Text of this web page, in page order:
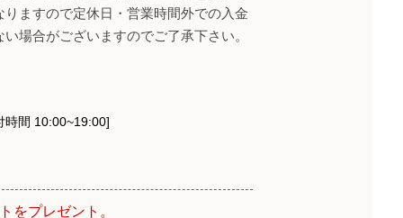
ますので定休日・営業時間外での入金
場合がございますのでご了承下さい。
間 10:00~19:00]
をプレゼント。